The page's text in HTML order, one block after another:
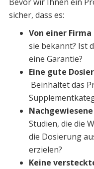
sicher, dass es:
Von einer
sie bekannt? Ist
eine Garantie?
Eine gute
Beinhaltet das
Studien, die die
die Dosierung
erzielen?
Keine